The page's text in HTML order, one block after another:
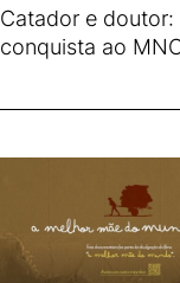
Catador e doutor:
conquista ao